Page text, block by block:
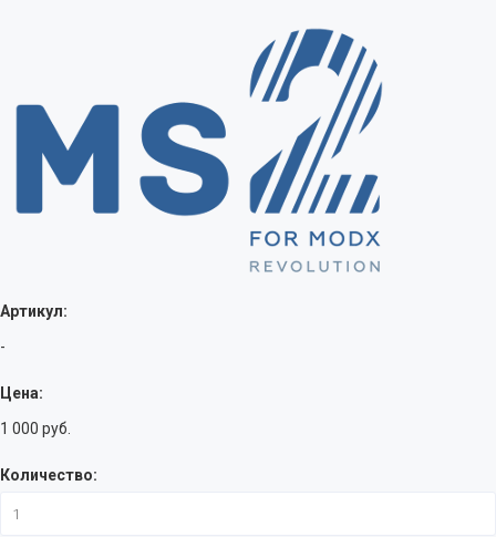
Артикул:
-
Цена:
1 000 руб.
Количество: